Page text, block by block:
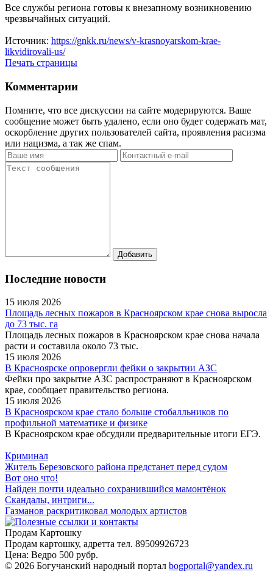
Все службы региона готовы к внезапному возникновению
чрезвычайных ситуаций.
Источник: https://gnkk.ru/news/v-krasnoyarskom-krae-
likvidirovali-us/
Печать страницы
Комментарии
Помните, что все дискуссии на сайте модерируются. Ваше
сообщение может быть удалено, если оно будет содержать мат,
оскорбление других пользователей сайта, проявления расизма
или нацизма, а так же спам.
Последние новости
15 июля 2026
Площадь лесных пожаров в Красноярском крае снова выросла
до 73 тыс. га
Площадь лесных пожаров в Красноярском крае снова начала
расти и составила около 73 тыс.
15 июля 2026
В Красноярске опровергли фейки о закрытии АЗС
Фейки про закрытие АЗС распространяют в Красноярском
крае, сообщает правительство региона.
15 июля 2026
В Красноярском крае стало больше стобалльников по
профильной математике и физике
В Красноярском крае обсудили предварительные итоги ЕГЭ.
Криминал
Житель Березовского района предстанет перед судом
Вот оно что!
Найден почти идеально сохранившийся мамонтёнок
Скандалы, интриги...
Газманов раскритиковал молодых артистов
Продам Картошку
Продам картошку, адретта тел. 89509926723
Цена: Ведро 500 рубр.
© 2026 Богучанский народный портал bogportal@yandex.ru